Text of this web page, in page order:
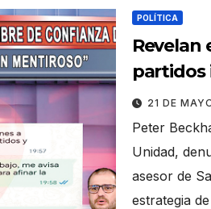
POLÍTICA
Revelan
partidos
Doria
21 DE
Peter
Unidad,
asesor de
estrategia